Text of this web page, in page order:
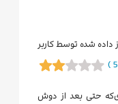
داده شده توسط کاربر
حتی بعد از دوش